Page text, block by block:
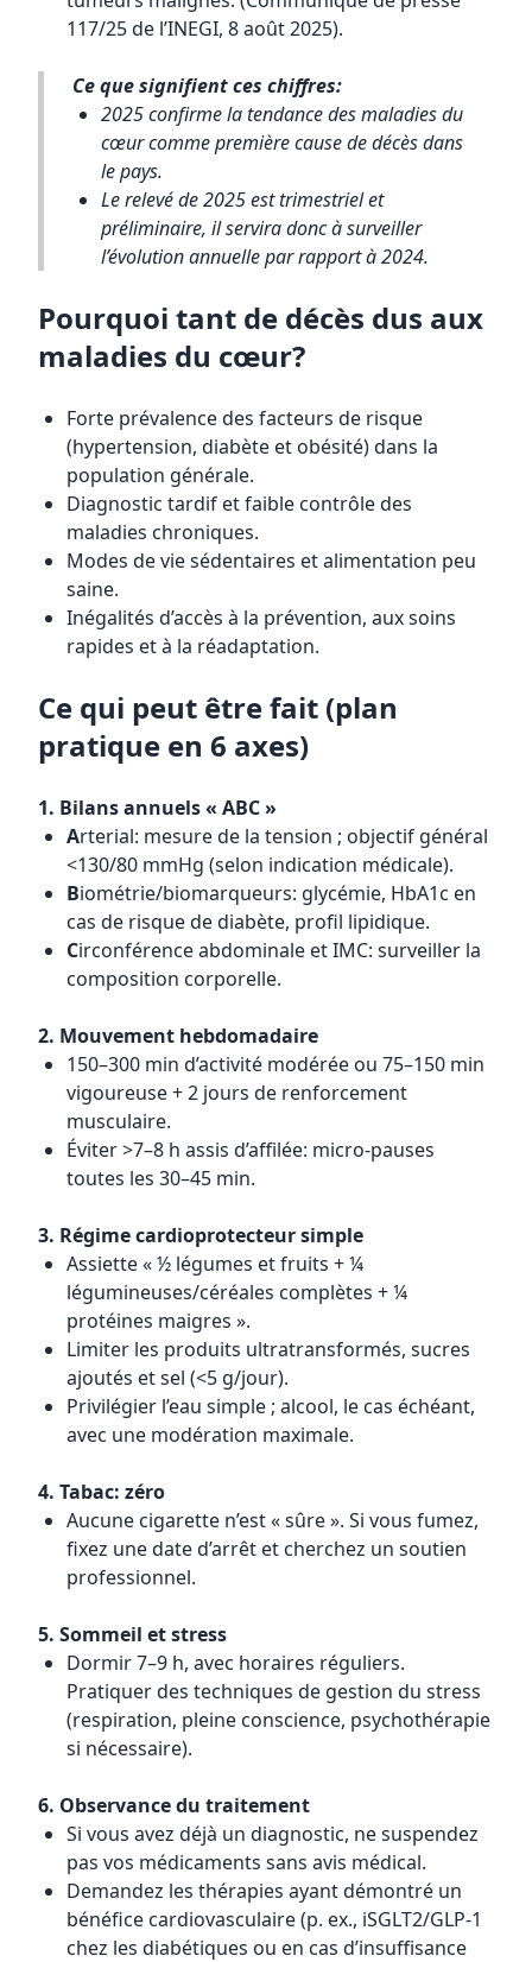
117/25 de l’INEGI, 8 août 2025).
Ce que signifient ces chiffres:
2025 confirme la tendance des maladies du
cœur comme première cause de décès dans
le pays.
Le relevé de 2025 est trimestriel et
préliminaire, il servira donc à surveiller
l’évolution annuelle par rapport à 2024.
Pourquoi tant de décès dus aux
maladies du cœur?
Forte prévalence des facteurs de risque
(hypertension, diabète et obésité) dans la
population générale.
Diagnostic tardif et faible contrôle des
maladies chroniques.
Modes de vie sédentaires et alimentation peu
saine.
Inégalités d’accès à la prévention, aux soins
rapides et à la réadaptation.
Ce qui peut être fait (plan
pratique en 6 axes)
1. Bilans annuels « ABC »
Arterial: mesure de la tension ; objectif général
<130/80 mmHg (selon indication médicale).
Biométrie/biomarqueurs: glycémie, HbA1c en
cas de risque de diabète, profil lipidique.
Circonférence abdominale et IMC: surveiller la
composition corporelle.
2. Mouvement hebdomadaire
150–300 min d’activité modérée ou 75–150 min
vigoureuse + 2 jours de renforcement
musculaire.
Éviter >7–8 h assis d’affilée: micro-pauses
toutes les 30–45 min.
3. Régime cardioprotecteur simple
Assiette « ½ légumes et fruits + ¼
légumineuses/céréales complètes + ¼
protéines maigres ».
Limiter les produits ultratransformés, sucres
ajoutés et sel (<5 g/jour).
Privilégier l’eau simple ; alcool, le cas échéant,
avec une modération maximale.
4. Tabac: zéro
Aucune cigarette n’est « sûre ». Si vous fumez,
fixez une date d’arrêt et cherchez un soutien
professionnel.
5. Sommeil et stress
Dormir 7–9 h, avec horaires réguliers.
Pratiquer des techniques de gestion du stress
(respiration, pleine conscience, psychothérapie
si nécessaire).
6. Observance du traitement
Si vous avez déjà un diagnostic, ne suspendez
pas vos médicaments sans avis médical.
Demandez les thérapies ayant démontré un
bénéfice cardiovasculaire (p. ex., iSGLT2/GLP-1
chez les diabétiques ou en cas d’insuffisance